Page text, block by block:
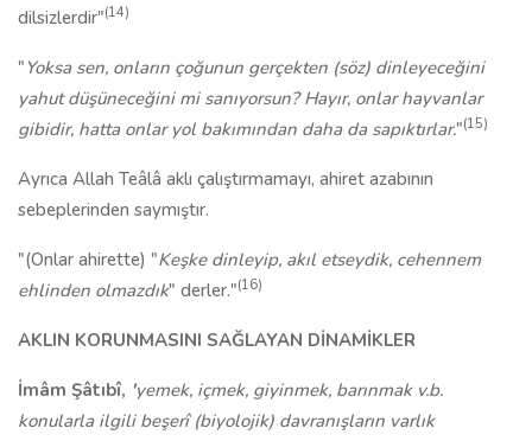
dilsizlerdir"(14)
" Yoksa sen, onların çoğunun gerçekten (söz) dinleyeceğini
yahut düşüneceğini mi sanıyorsun? Hayır, onlar hayvanlar
gibidir, hatta onlar yol bakımından daha da sapıktırlar."(15)
Ayrıca Allah Teâlâ aklı çalıştırmamayı, ahiret azabının
sebeplerinden saymıştır.
"(Onlar ahirette) "Keşke dinleyip, akıl etseydik, cehennem
ehlinden olmazdık" derler."(16)
AKLIN KORUNMASINI SAĞLAYAN DİNAMİKLER
İmâm Şâtıbî, 'yemek, içmek, giyinmek, barınmak v.b.
konularla ilgili beşerî (biyolojik) davranışların varlık